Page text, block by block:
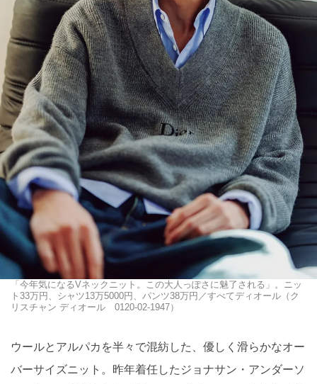
「今年気になるVネックニット。この大人っぽさに魅了される」。ニッ
ト33万円、シャツ13万5000円、パンツ38万円／すべてディオール（ク
リスチャン ディオール 0120-02-1947）
ウールとアルパカを半々で混紡した、優しく滑らかなオー
バーサイズニット。昨年着任したジョナサン・アンダーソ